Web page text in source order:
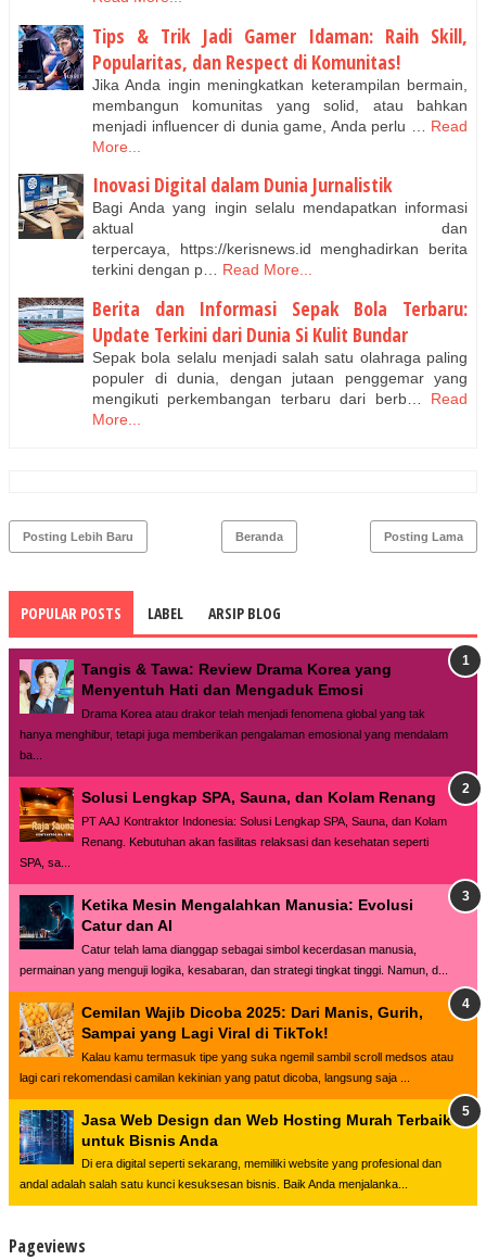
Tips & Trik Jadi Gamer Idaman: Raih Skill,
Popularitas, dan Respect di Komunitas!
Jika Anda ingin meningkatkan keterampilan bermain,
membangun komunitas yang solid, atau bahkan
menjadi influencer di dunia game, Anda perlu …
Read
More...
Inovasi Digital dalam Dunia Jurnalistik
Bagi Anda yang ingin selalu mendapatkan informasi
aktual dan
terpercaya, https://kerisnews.id menghadirkan berita
terkini dengan p… Read More...
Berita dan Informasi Sepak Bola Terbaru:
Update Terkini dari Dunia Si Kulit Bundar
Sepak bola selalu menjadi salah satu olahraga paling
populer di dunia, dengan jutaan penggemar yang
mengikuti perkembangan terbaru dari berb…
Read
More...
Posting Lebih Baru Posting Lama
Beranda
POPULAR POSTS LABEL ARSIP BLOG
Tangis & Tawa: Review Drama Korea yang
Menyentuh Hati dan Mengaduk Emosi
Drama Korea atau drakor telah menjadi fenomena global yang tak
hanya menghibur, tetapi juga memberikan pengalaman emosional yang mendalam
ba...
Solusi Lengkap SPA, Sauna, dan Kolam Renang
PT AAJ Kontraktor Indonesia: Solusi Lengkap SPA, Sauna, dan Kolam
Renang. Kebutuhan akan fasilitas relaksasi dan kesehatan seperti
SPA, sa...
Ketika Mesin Mengalahkan Manusia: Evolusi
Catur dan AI
Catur telah lama dianggap sebagai simbol kecerdasan manusia,
permainan yang menguji logika, kesabaran, dan strategi tingkat tinggi. Namun, d...
Cemilan Wajib Dicoba 2025: Dari Manis, Gurih,
Sampai yang Lagi Viral di TikTok!
Kalau kamu termasuk tipe yang suka ngemil sambil scroll medsos atau
lagi cari rekomendasi camilan kekinian yang patut dicoba, langsung saja ...
Jasa Web Design dan Web Hosting Murah Terbaik
untuk Bisnis Anda
Di era digital seperti sekarang, memiliki website yang profesional dan
andal adalah salah satu kunci kesuksesan bisnis. Baik Anda menjalanka...
Pageviews